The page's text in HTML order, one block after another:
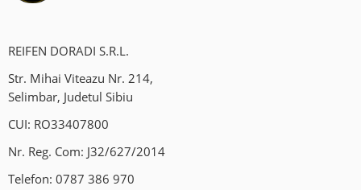
Program:
Luni – Vineri: 09:00-18:00.
Locatie:
Mohu , Jud Sibiu DN1(Sensul giratoriu Mohu)
REIFEN DORADI S.R.L.
Str. Mihai Viteazu Nr. 214,
Selimbar, Judetul Sibiu
CUI: RO33407800
Nr. Reg. Com: J32/627/2014
Telefon: 0787 386 970